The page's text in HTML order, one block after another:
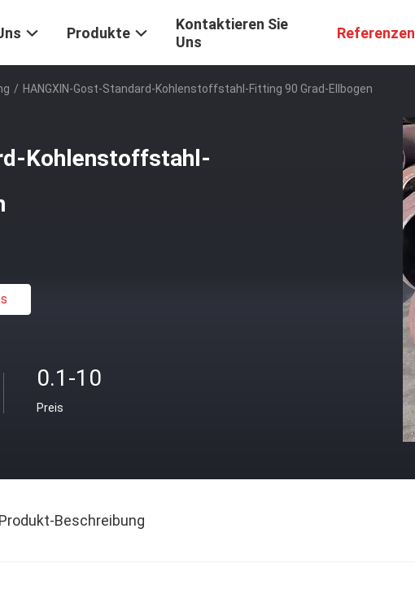
Produkte
Kontaktieren Sie
Uns
Referenzen
/ HANGXIN-Gost-Standard-Kohlenstoffstahl-Fitting 90 Grad-Ellbogen
Kohlenstoffstahl-
0.1-10
Preis
Produkt-Beschreibung